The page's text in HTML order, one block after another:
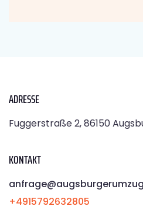
ADRESSE
Fuggerstraße 2, 86150
KONTAKT
+4915792632805